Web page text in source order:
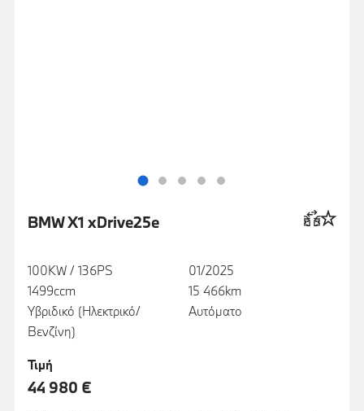
BMW X1 xDrive25e
100KW / 136PS
1499ccm
Υβριδικό (Ηλεκτρικό/
Βενζίνη)
01/2025
15 466km
Αυτόματο
Τιμή
44 980 €